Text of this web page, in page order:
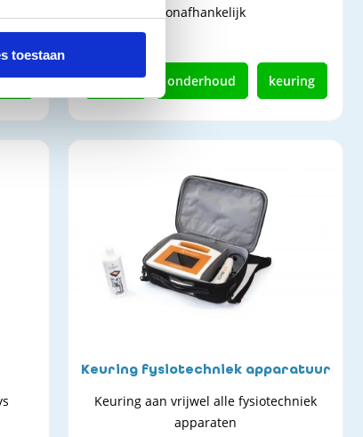
toestaan
onafhankelijk
kopen onderhoud keuring
Keuring fysiotechniek apparatuur
Keuring aan vrijwel alle fysiotechniek
apparaten